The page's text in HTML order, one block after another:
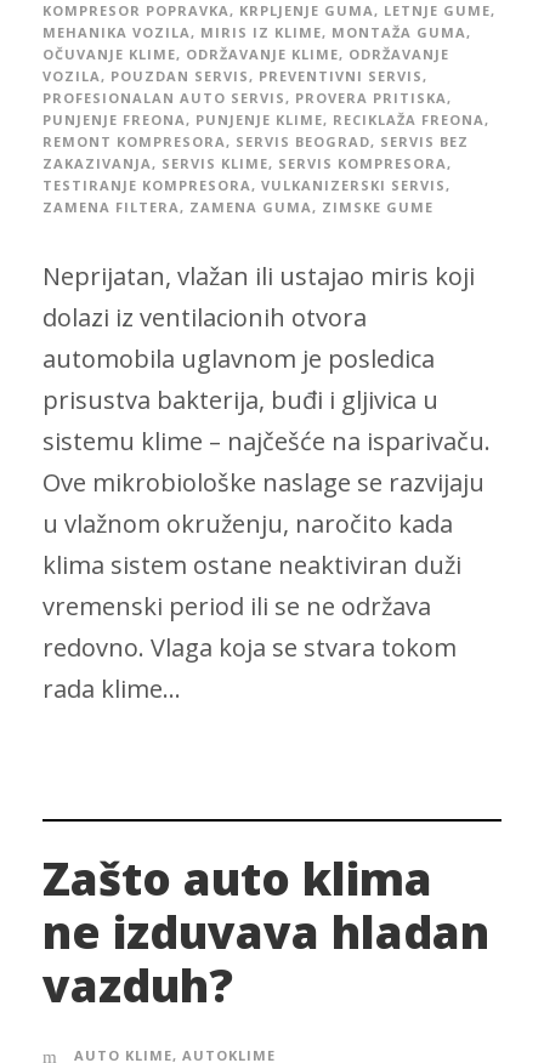
KOMPRESOR POPRAVKA, KRPLJENJE GUMA, LETNJE GUME,
MEHANIKA VOZILA, MIRIS IZ KLIME, MONTAŽA GUMA,
OČUVANJE KLIME, ODRŽAVANJE KLIME, ODRŽAVANJE
VOZILA, POUZDAN SERVIS, PREVENTIVNI SERVIS,
PROFESIONALAN AUTO SERVIS, PROVERA PRITISKA,
PUNJENJE FREONA, PUNJENJE KLIME, RECIKLAŽA FREONA,
REMONT KOMPRESORA, SERVIS BEOGRAD, SERVIS BEZ
ZAKAZIVANJA, SERVIS KLIME, SERVIS KOMPRESORA,
TESTIRANJE KOMPRESORA, VULKANIZERSKI SERVIS,
ZAMENA FILTERA, ZAMENA GUMA, ZIMSKE GUME
Neprijatan, vlažan ili ustajao miris koji
dolazi iz ventilacionih otvora
automobila uglavnom je posledica
prisustva bakterija, buđi i gljivica u
sistemu klime – najčešće na isparivaču.
Ove mikrobiološke naslage se razvijaju
u vlažnom okruženju, naročito kada
klima sistem ostane neaktiviran duži
vremenski period ili se ne održava
redovno. Vlaga koja se stvara tokom
rada klime...
Zašto auto klima
ne izduvava hladan
vazduh?
AUTO KLIME, AUTOKLIME